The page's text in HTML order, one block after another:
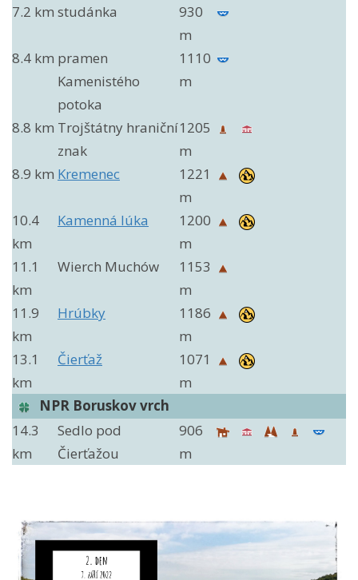
7.2 km studánka
930
m
8.4 km pramen
Kamenistého
potoka
1110
m
8.8 km Trojštátny hraniční
znak
1205
m
8.9 km Kremenec
1221
m
10.4
km
Kamenná lúka
1200
m
11.1
km
Wierch Muchów
1153
m
11.9
km
Hrúbky
1186
m
13.1
km
Čierťaž
1071
m
NPR Boruskov vrch
14.3
km
Sedlo pod
Čierťažou
906
m